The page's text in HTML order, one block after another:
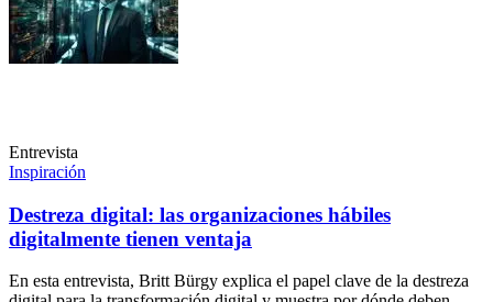
Entrevista
Inspiración
Destreza digital: las organizaciones hábiles
digitalmente tienen ventaja
En esta entrevista, Britt Bürgy explica el papel clave de la destreza